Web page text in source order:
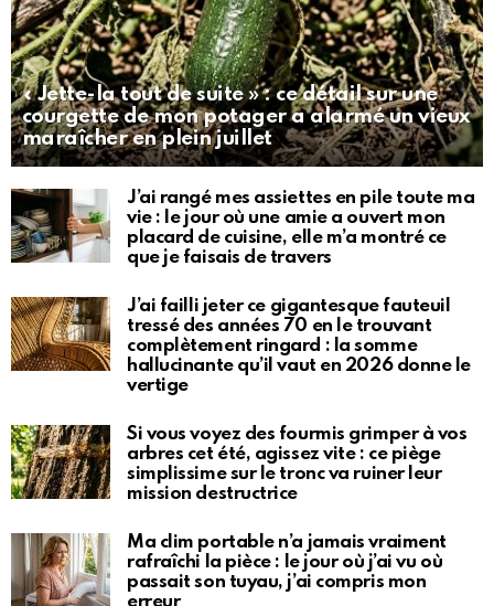
« Jette-la tout de suite » : ce détail sur une
courgette de mon potager a alarmé un vieux
maraîcher en plein juillet
J’ai rangé mes assiettes en pile toute ma
vie : le jour où une amie a ouvert mon
placard de cuisine, elle m’a montré ce
que je faisais de travers
J’ai failli jeter ce gigantesque fauteuil
tressé des années 70 en le trouvant
complètement ringard : la somme
hallucinante qu’il vaut en 2026 donne le
vertige
Si vous voyez des fourmis grimper à vos
arbres cet été, agissez vite : ce piège
simplissime sur le tronc va ruiner leur
mission destructrice
Ma clim portable n’a jamais vraiment
rafraîchi la pièce : le jour où j’ai vu où
passait son tuyau, j’ai compris mon
erreur